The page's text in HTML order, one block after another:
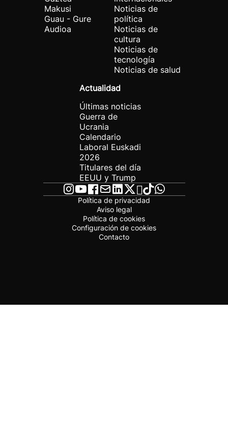
Makusi
Guau - Gure
Audioa
Noticias de
política
Noticias de
cultura
Noticias de
tecnología
Noticias de salud
Actualidad
Últimas noticias
Guerra de
Ucrania
Calendario
Laboral Euskadi
2026
Titulares del día
EEUU y Trump
Política de privacidad
Aviso legal
Política de cookies
Configuración de cookies
Contacto